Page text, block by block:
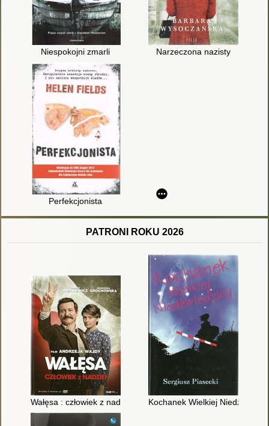
Niespokojni zmarli Narzeczona nazisty
Perfekcjonista
PATRONI ROKU 2026
Wałęsa : człowiek z nadziei Kochanek Wielkiej